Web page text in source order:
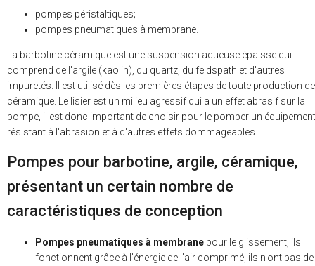
pompes péristaltiques;
pompes pneumatiques à membrane.
La barbotine céramique est une suspension aqueuse épaisse qui
comprend de l'argile (kaolin), du quartz, du feldspath et d'autres
impuretés. Il est utilisé dès les premières étapes de toute production de
céramique. Le lisier est un milieu agressif qui a un effet abrasif sur la
pompe, il est donc important de choisir pour le pomper un équipement
résistant à l'abrasion et à d'autres effets dommageables.
Pompes pour barbotine, argile, céramique,
présentant un certain nombre de
caractéristiques de conception
Pompes pneumatiques à membrane pour le glissement, ils
fonctionnent grâce à l'énergie de l'air comprimé, ils n'ont pas de